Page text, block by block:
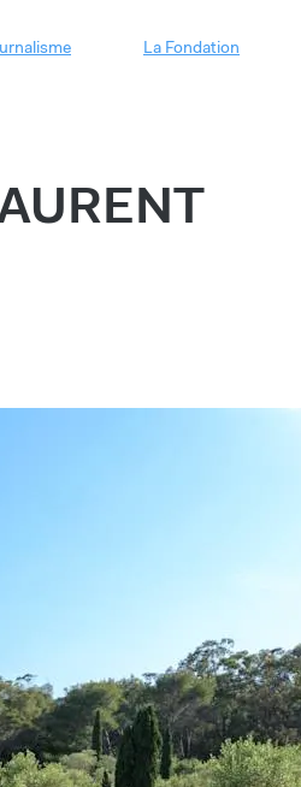
La Fondation